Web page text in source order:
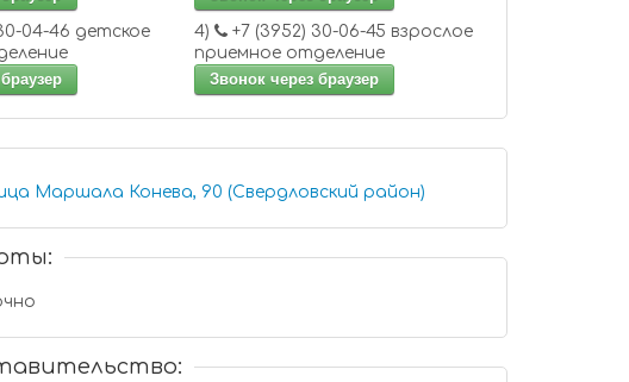
4)
+7 (3952) 30-06-45 взрослое
приемное отделение
Звонок через браузер
Маршала Конева, 90 (Свердловский район)